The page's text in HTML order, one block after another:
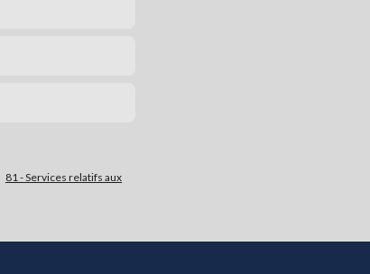
81 - Services relatifs aux